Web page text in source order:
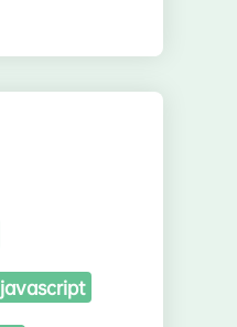
javascript